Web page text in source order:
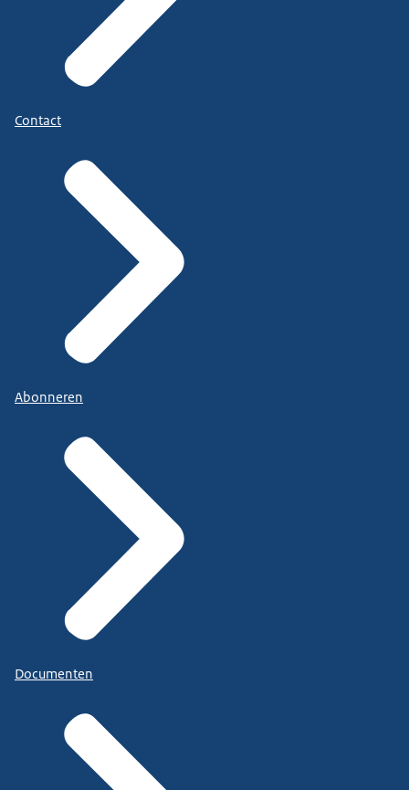
Contact
Abonneren
Documenten